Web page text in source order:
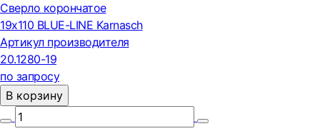
Сверло корончатое
19х110 BLUE-LINE Karnasch
Артикул производителя
20.1280-19
по запросу
В корзину